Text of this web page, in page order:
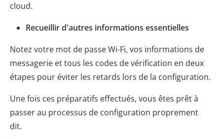
cloud.
Recueillir d'autres informations essentielles
Notez votre mot de passe Wi-Fi, vos informations de
messagerie et tous les codes de vérification en deux
étapes pour éviter les retards lors de la configuration.
Une fois ces préparatifs effectués, vous êtes prêt à
passer au processus de configuration proprement
dit.